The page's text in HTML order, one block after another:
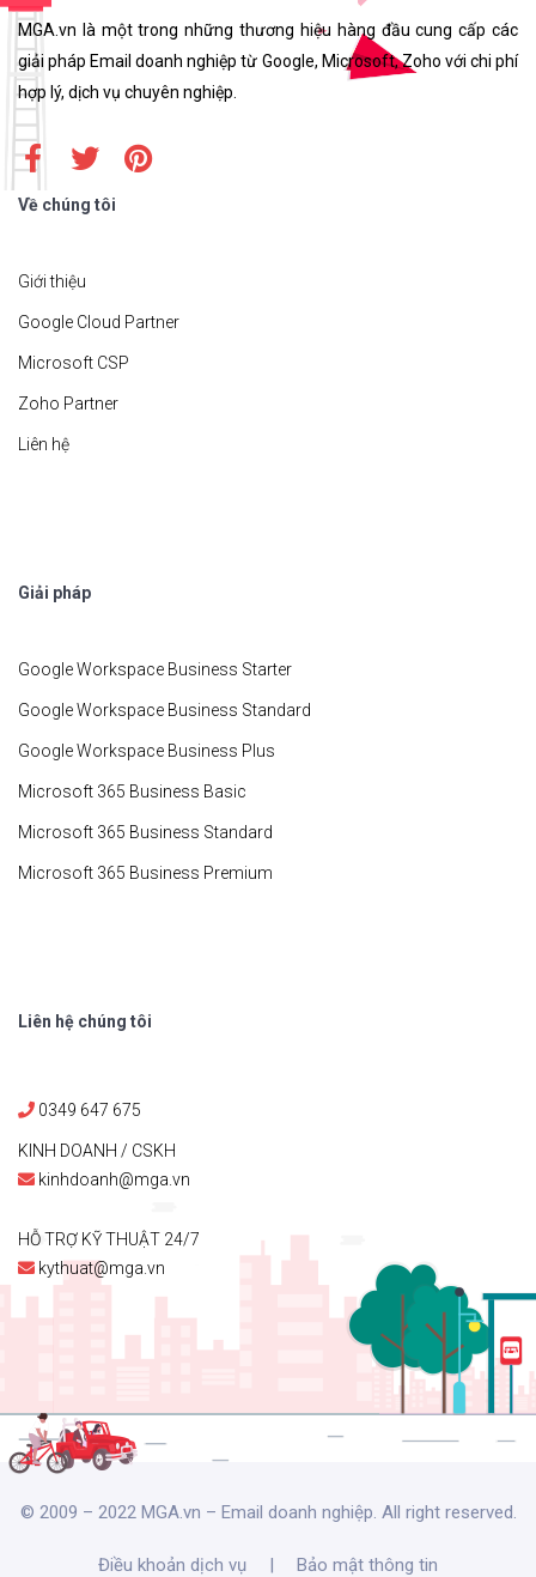
MGA.vn là một trong những thương hiệu hàng đầu cung cấp các
giải pháp Email doanh nghiệp từ Google, Microsoft, Zoho với chi phí
hợp lý, dịch vụ chuyên nghiệp.
Về chúng tôi
Giới thiệu
Google Cloud Partner
Microsoft CSP
Zoho Partner
Liên hệ
Giải pháp
Google Workspace Business Starter
Google Workspace Business Standard
Google Workspace Business Plus
Microsoft 365 Business Basic
Microsoft 365 Business Standard
Microsoft 365 Business Premium
Liên hệ chúng tôi
0349 647 675
KINH DOANH / CSKH
kinhdoanh@mga.vn
HỖ TRỢ KỸ THUẬT 24/7
kythuat@mga.vn
© 2009 – 2022 MGA.vn – Email doanh nghiệp. All right reserved.
Điều khoản dịch vụ | Bảo mật thông tin